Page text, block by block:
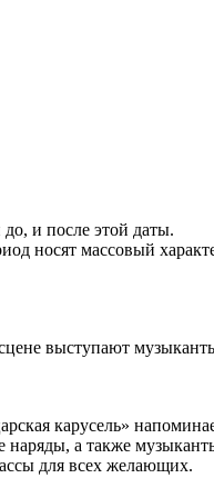
и после этой даты.
носят массовый
выступают
карусель»
а также
для всех желающих.